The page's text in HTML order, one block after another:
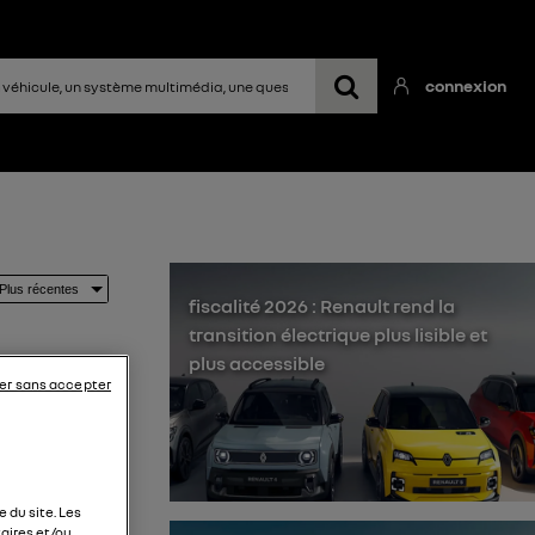
connexion
fiscalité 2026 : Renault rend la
transition électrique plus lisible et
plus accessible
du site. Les
sans accepter